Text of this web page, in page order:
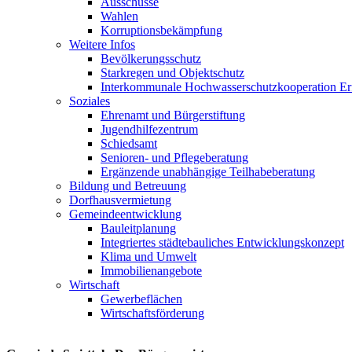
Wahlen
Korruptionsbekämpfung
Weitere Infos
Bevölkerungsschutz
Starkregen und Objektschutz
Interkommunale Hochwasserschutzkooperation
Soziales
Ehrenamt und Bürgerstiftung
Jugendhilfezentrum
Schiedsamt
Senioren- und Pflegeberatung
Ergänzende unabhängige Teilhabeberatung
Bildung und Betreuung
Dorfhausvermietung
Gemeindeentwicklung
Bauleitplanung
Integriertes städtebauliches Entwicklungskonzept
Klima und Umwelt
Immobilienangebote
Wirtschaft
Gewerbeflächen
Wirtschaftsförderung